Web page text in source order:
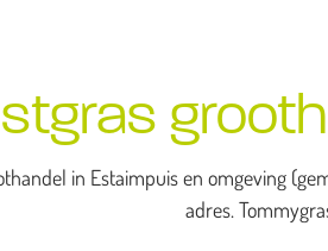
in Estaimpuis en omgeving
adres.